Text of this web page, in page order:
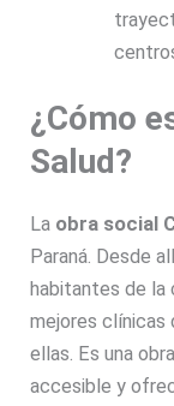
¿Cómo
Salud?
La obra social
Paraná. Desde
habitantes de la
mejores clínicas
ellas. Es una
accesible y